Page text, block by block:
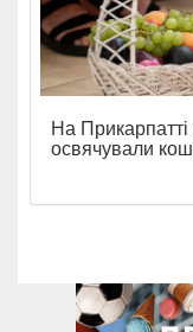
На
освячували